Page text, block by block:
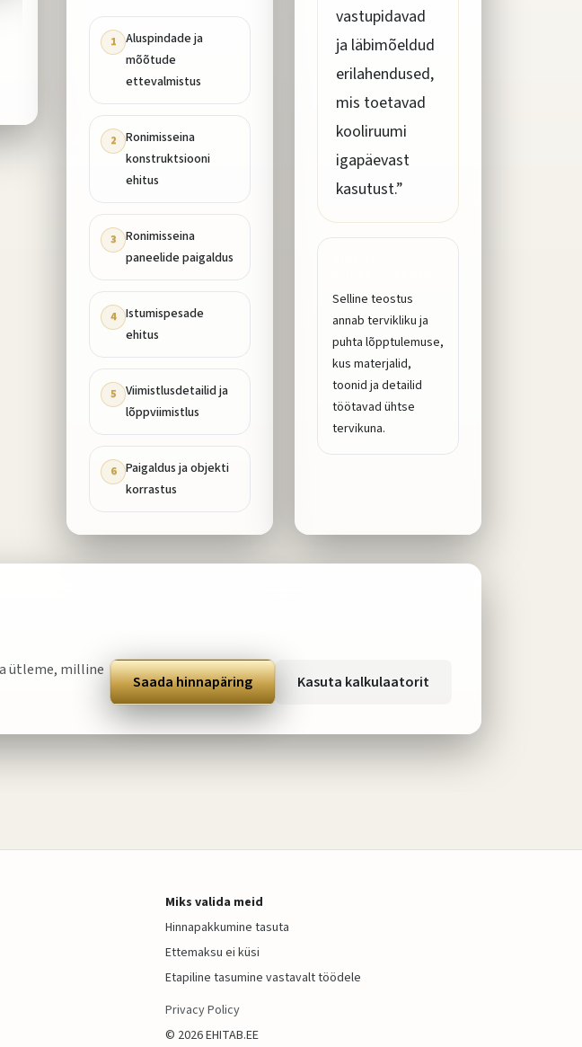
1
Aluspindade ja
mõõtude
ettevalmistus
2
Ronimisseina
konstruktsiooni
ehitus
3
Ronimisseina
paneelide paigaldus
4
Istumispesade
ehitus
5
Viimistlusdetailid ja
lõppviimistlus
6
Paigaldus ja objekti
korrastus
vastupidavad
ja läbimõeldud
erilahendused,
mis toetavad
kooliruumi
igapäevast
kasutust.”
Selline teostus
annab tervikliku ja
puhta lõpptulemuse,
kus materjalid,
toonid ja detailid
töötavad ühtse
tervikuna.
ütleme, milline
Saada hinnapäring Kasuta kalkulaatorit
Miks valida meid
Hinnapakkumine tasuta
Ettemaksu ei küsi
Etapiline tasumine vastavalt töödele
Privacy Policy
© 2026EHITAB.EE